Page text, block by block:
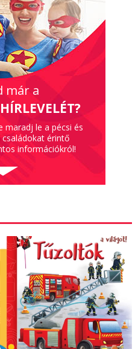
már a
maradj le a pécsi és
érintő
információkról!